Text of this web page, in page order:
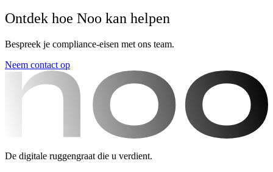
Ontdek hoe Noo kan helpen
Bespreek je compliance-eisen met ons team.
Neem contact op
De digitale ruggengraat die u verdient.